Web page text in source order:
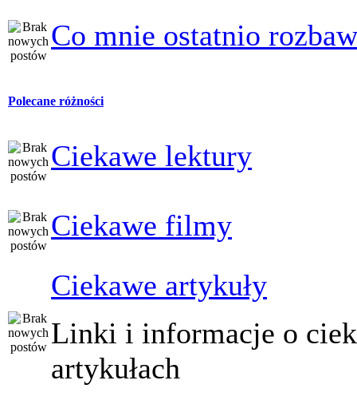
Co mnie ostatnio
Polecane różności
Ciekawe lektury
Ciekawe filmy
Ciekawe artykuły
Linki i informacje o
artykułach